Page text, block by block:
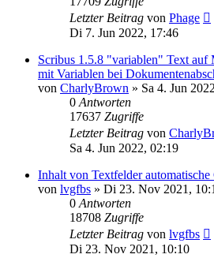
Letzter Beitrag von Phage
Di 7. Jun 2022, 17:46
Scribus 1.5.8 "variablen" Text auf
mit Variablen bei
von CharlyBrown » Sa 4. Jun
0 Antworten
17637 Zugriffe
Letzter Beitrag von
Sa 4. Jun 2022, 02:19
Inhalt von Textfelder automatische
von lvgfbs » Di 23. Nov 2021,
0 Antworten
18708 Zugriffe
Letzter Beitrag von lvgfbs
Di 23. Nov 2021, 10:10